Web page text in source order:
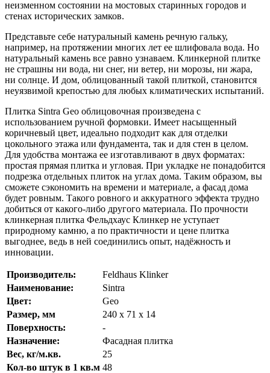
неизменном состоянии на мостовых старинных городов и
стенах исторических замков.
Представьте себе натуральный камень речную гальку,
например, на протяжении многих лет ее шлифовала вода. Но
натуральный камень все равно узнаваем. Клинкерной плитке
не страшны ни вода, ни снег, ни ветер, ни морозы, ни жара,
ни солнце. И дом, облицованный такой плиткой, становится
неуязвимой крепостью для любых климатических испытаний.
Плитка Sintra Geo облицовочная произведена с
использованием ручной формовки. Имеет насыщенный
коричневый цвет, идеально подходит как для отделки
цокольного этажа или фундамента, так и для стен в целом.
Для удобства монтажа ее изготавливают в двух форматах:
простая прямая плитка и угловая. При укладке не понадобится
подрезка отдельных плиток на углах дома. Таким образом, вы
сможете сэкономить на времени и материале, а фасад дома
будет ровным. Такого ровного и аккуратного эффекта трудно
добиться от какого-либо другого материала. По прочности
клинкерная плитка Фельдхаус Клинкер не уступает
природному камню, а по практичности и цене плитка
выгоднее, ведь в ней соединились опыт, надёжность и
инновации.
Производитель:
Feldhaus Klinker
Наименование:
Sintra
Цвет:
Geo
Размер, мм
240 x 71 x 14
Поверхность:
-
Назначение:
Фасадная плитка
Вес, кг/м.кв.
25
Кол-во штук в 1 кв.м 48